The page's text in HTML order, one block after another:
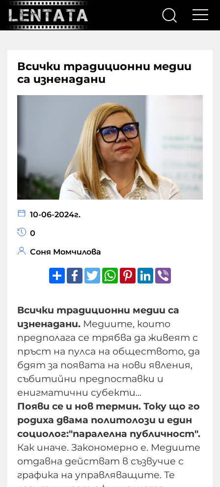
Всички традиционни медии
са изненадани
10-06-2024г.
0
Соня Момчилова
ShareFacebook
TwitterWhatsApp
Pinterest
LinkedIn
Всички традиционни медии са
изненадани. Медиите, които
предполага се трябва да живеят с
пръст на пулса на обществото, да
бдят за появата на нови явления,
събитийни предпоставки и
енигматични субекти...
Появи се и нов термин. Току що го
родиха двама политолози и един
социолог:"паралелна публичност".
Как иначе. Закономерно е. Медиите
отдавна действат в съзвучие с
графика на управляващите. Те